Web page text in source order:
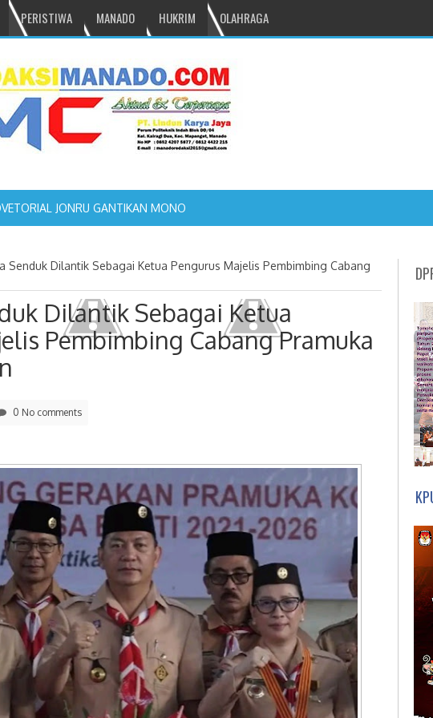
PERISTIWA MANADO HUKRIM OLAHRAGA
JONRU GANTIKAN MONO PIMPIN DPRD TOMOHON
Senduk Dilantik Sebagai Ketua Pengurus Majelis Pembimbing Cabang
Dilantik Sebagai Ketua
Pembimbing Cabang Pramuka
0 No comments